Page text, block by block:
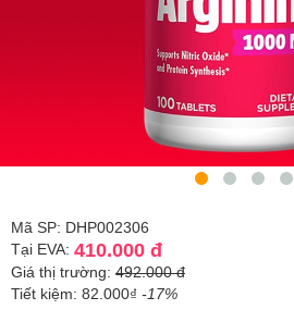
Mã SP: DHP002306
Tại EVA: 410.000 đ
Giá thị trường: 492.000 đ
Tiết kiệm: 82.000₫ -17%